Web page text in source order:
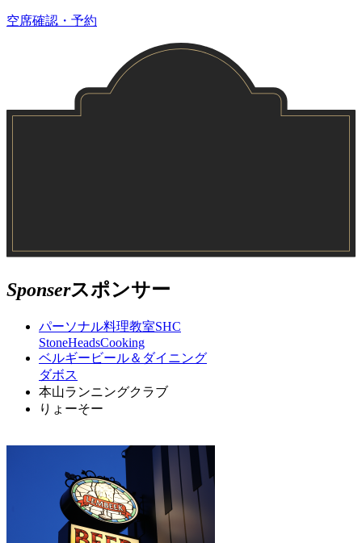
空席確認・予約
Sponserスポンサー
パーソナル料理教室SHC
StoneHeadsCooking
ベルギービール＆ダイニング
ダボス
本山ランニングクラブ
りょーそー